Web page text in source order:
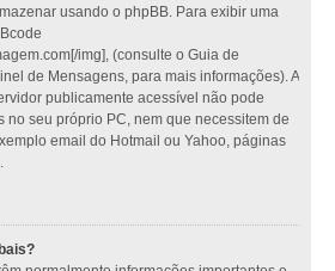
usando o phpBB. Para exibir uma
img], (consulte o Guia de
de Mensagens, para mais informações). A
publicamente acessível não pode
no seu próprio PC, nem que necessitem de
email do Hotmail ou Yahoo, páginas